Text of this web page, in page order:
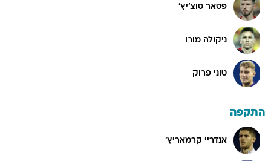
פטאר סוצ'יץ'
ניקולה מורו
טוני פרוק
התקפה
אנדריי קרמאריץ'